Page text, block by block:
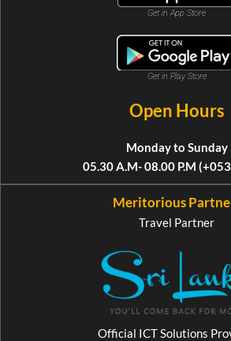
Get in App Store
Get in Play Store
Open Hours
Monday to Sunday
05.30 A.M- 08.00 P.M
Meritorious
Travel Partner
Official ICT Solutions